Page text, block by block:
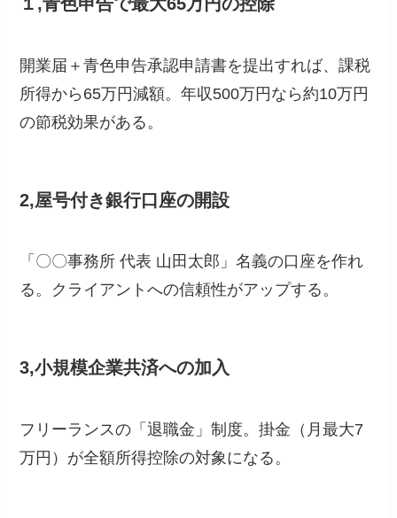
開業届＋青色申告承認申請書を提出すれば、課税
所得から65万円減額。年収500万円なら約10万円
の節税効果がある。
2,屋号付き銀行口座の開設
「〇〇事務所 代表 山田太郎」名義の口座を作れ
る。クライアントへの信頼性がアップする。
3,小規模企業共済への加入
フリーランスの「退職金」制度。掛金（月最大7
万円）が全額所得控除の対象になる。